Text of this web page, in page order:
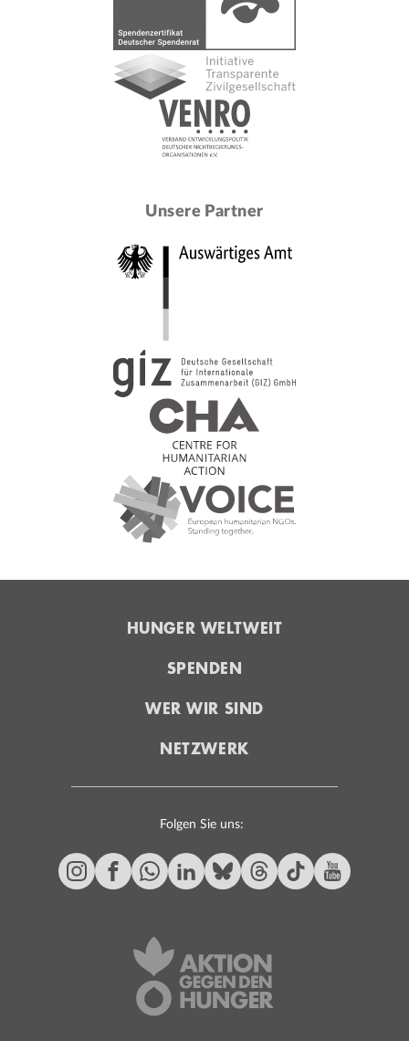
Unsere Partner
HUNGER WELTWEIT
SPENDEN
WER WIR SIND
NETZWERK
Folgen Sie uns: